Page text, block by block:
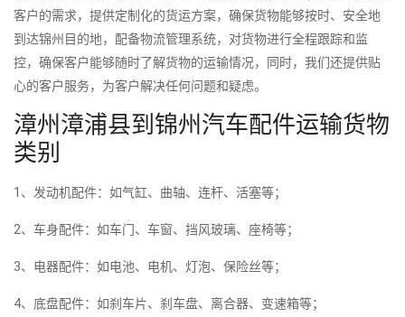
客户的需求，提供定制化的货运方案，确保货物能够按时、安全地
到达锦州目的地，配备物流管理系统，对货物进行全程跟踪和监
控，确保客户能够随时了解货物的运输情况，同时，我们还提供贴
心的客户服务，为客户解决任何问题和疑虑。
漳州漳浦县到锦州汽车配件运输货物
类别
1、发动机配件：如气缸、曲轴、连杆、活塞等；
2、车身配件：如车门、车窗、挡风玻璃、座椅等；
3、电器配件：如电池、电机、灯泡、保险丝等；
4、底盘配件：如刹车片、刹车盘、离合器、变速箱等；